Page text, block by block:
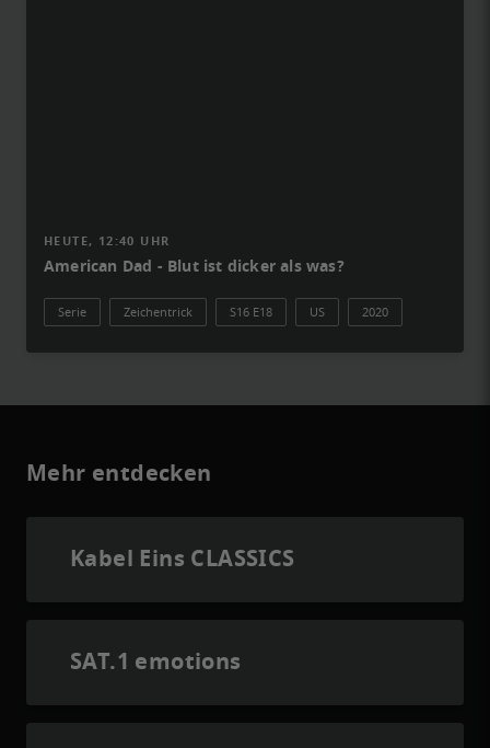
HEUTE, 12:40 UHR
American Dad - Blut ist dicker als was?
Serie Zeichentrick S16 E18 US 2020
Mehr entdecken
Kabel Eins CLASSICS
SAT.1 emotions